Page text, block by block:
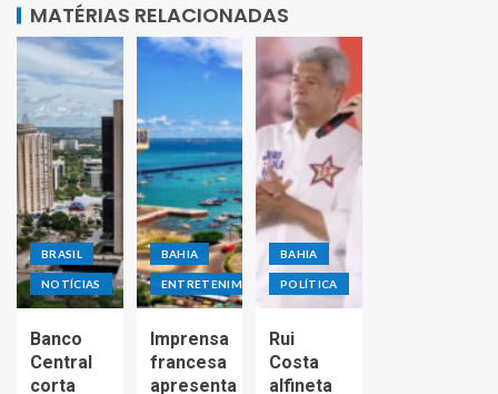
MATÉRIAS RELACIONADAS
BRASIL
NOTÍCIAS
Banco
Central
corta
BAHIA
ENTRETENIMENTO
Imprensa
francesa
apresenta
BAHIA
POLÍTICA
Rui
Costa
alfineta